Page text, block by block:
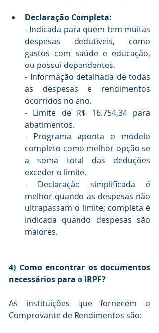
Declaração Completa:
- Indicada para quem tem muitas
despesas dedutíveis, como
gastos com saúde e educação,
ou possui dependentes.
- Informação detalhada de todas
as despesas e rendimentos
ocorridos no ano.
- Limite de R$ 16.754,34 para
abatimentos.
- Programa aponta o modelo
completo como melhor opção se
a soma total das deduções
exceder o limite.
- Declaração simplificada é
melhor quando as despesas não
ultrapassam o limite; completa é
indicada quando despesas são
maiores.
4) Como encontrar os documentos
necessários para o IRPF?
As instituições que fornecem o
Comprovante de Rendimentos são: